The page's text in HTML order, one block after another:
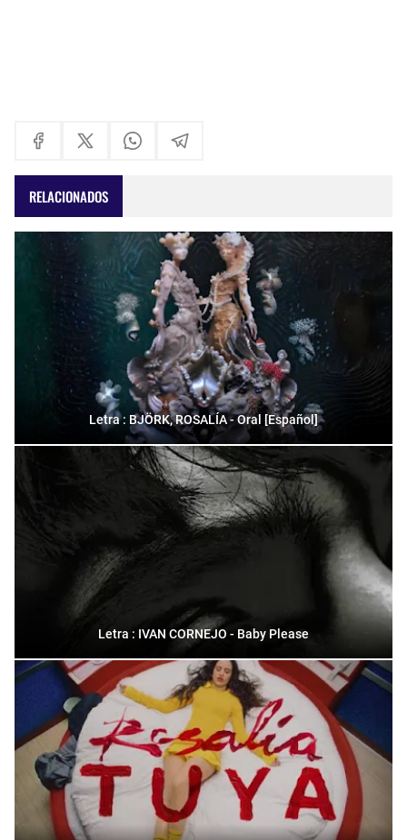
RELACIONADOS
Letra : BJÖRK, ROSALÍA - Oral [Español]
Letra : IVAN CORNEJO - Baby Please